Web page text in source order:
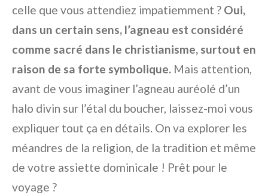
celle que vous attendiez impatiemment ? Oui,
dans un certain sens, l’agneau est considéré
comme sacré dans le christianisme, surtout en
raison de sa forte symbolique. Mais attention,
avant de vous imaginer l’agneau auréolé d’un
halo divin sur l’étal du boucher, laissez-moi vous
expliquer tout ça en détails. On va explorer les
méandres de la religion, de la tradition et même
de votre assiette dominicale ! Prêt pour le
voyage ?